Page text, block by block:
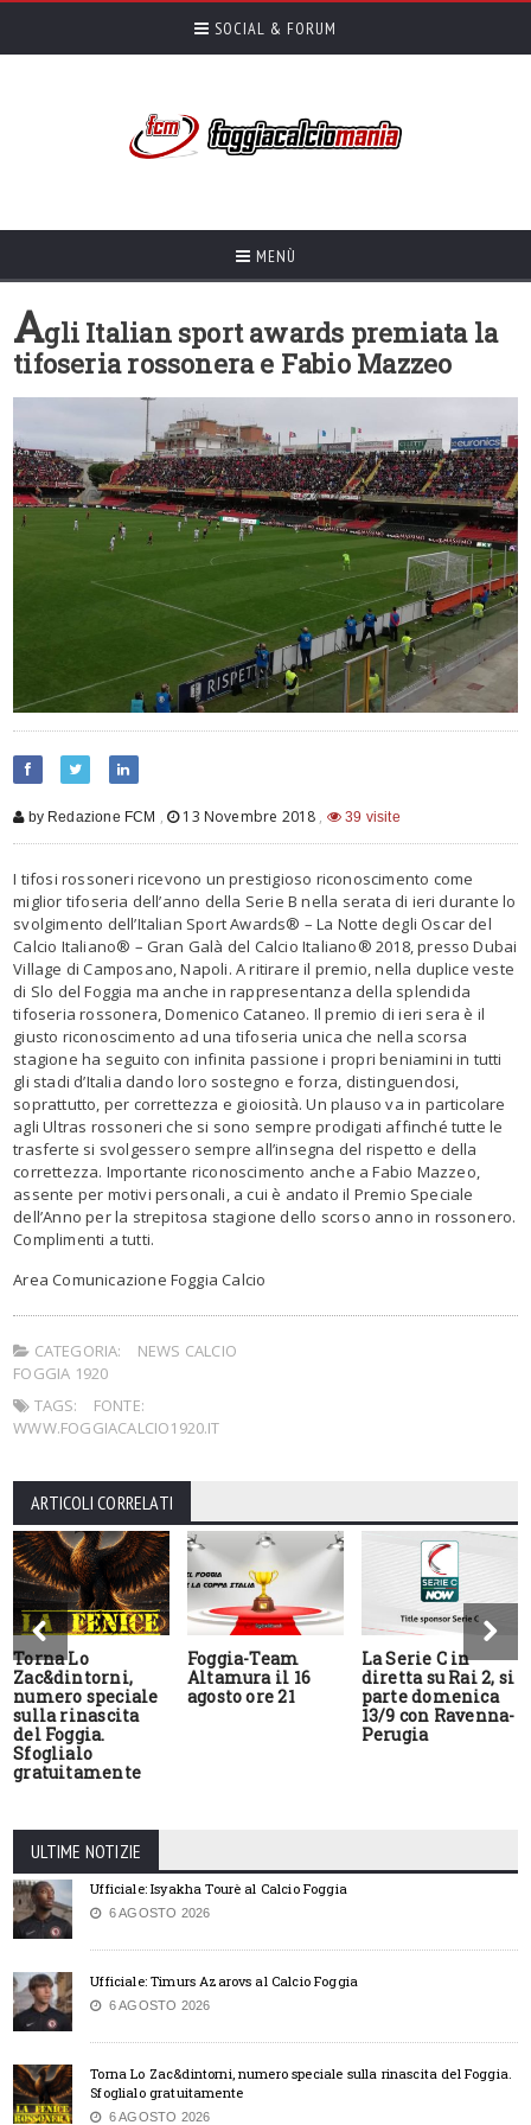
SOCIAL & FORUM
MENÙ
Agli Italian sport awards premiata la
tifoseria rossonera e Fabio Mazzeo
by Redazione FCM , 13 Novembre 2018 , 39 visite
I tifosi rossoneri ricevono un prestigioso riconoscimento come
miglior tifoseria dell’anno della Serie B nella serata di ieri durante lo
svolgimento dell’Italian Sport Awards® – La Notte degli Oscar del
Calcio Italiano® – Gran Galà del Calcio Italiano® 2018, presso Dubai
Village di Camposano, Napoli. A ritirare il premio, nella duplice veste
di Slo del Foggia ma anche in rappresentanza della splendida
tifoseria rossonera, Domenico Cataneo. Il premio di ieri sera è il
giusto riconoscimento ad una tifoseria unica che nella scorsa
stagione ha seguito con infinita passione i propri beniamini in tutti
gli stadi d’Italia dando loro sostegno e forza, distinguendosi,
soprattutto, per correttezza e gioiosità. Un plauso va in particolare
agli Ultras rossoneri che si sono sempre prodigati affinché tutte le
trasferte si svolgessero sempre all’insegna del rispetto e della
correttezza. Importante riconoscimento anche a Fabio Mazzeo,
assente per motivi personali, a cui è andato il Premio Speciale
dell’Anno per la strepitosa stagione dello scorso anno in rossonero.
Complimenti a tutti.
Area Comunicazione Foggia Calcio
CATEGORIA:
NEWS CALCIO
FOGGIA 1920
TAGS:
FONTE:
WWW.FOGGIACALCIO1920.IT
ARTICOLI CORRELATI
Torna Lo
Zac&dintorni,
numero speciale
sulla rinascita
del Foggia.
Sfoglialo
gratuitamente
Foggia-Team
Altamura il 16
agosto ore 21
La Serie C in
diretta su Rai 2, si
parte domenica
13/9 con Ravenna-
Perugia
ULTIME NOTIZIE
Ufficiale: Isyakha Tourè al Calcio Foggia
6 AGOSTO 2026
Ufficiale: Timurs Azarovs al Calcio Foggia
6 AGOSTO 2026
Torna Lo Zac&dintorni, numero speciale sulla rinascita del Foggia.
Sfoglialo gratuitamente
6 AGOSTO 2026